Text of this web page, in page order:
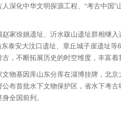
深化中华文明探源工程、“考古中国
家徐姚遗址、沂水跋山遗址群相继
泰安大汶口遗址、章丘城子崖遗址
，不断拓展历史的时空维度，丰富着
物基因库山东分库在淄博挂牌，北
布首批水下文物保护区，省水下考
全国前列。